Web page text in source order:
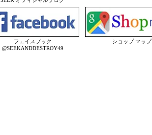
フェイスブック
@SEEKANDDESTROY49
ショップ マップ